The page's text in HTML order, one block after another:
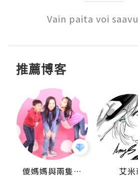
Vain paita voi
推薦博客
儍媽媽與兩隻小魔怪之家 艾米